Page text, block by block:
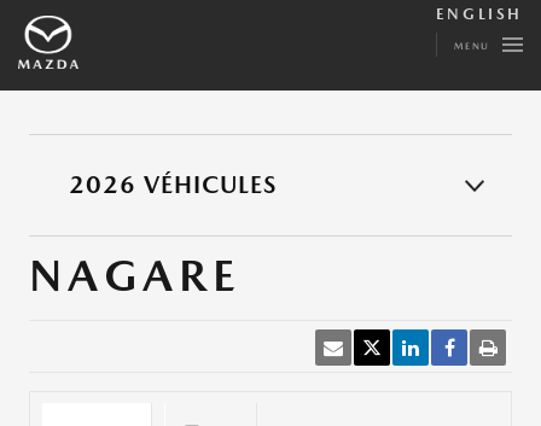
ENGLISH
MENU
2026 VÉHICULES
NAGARE